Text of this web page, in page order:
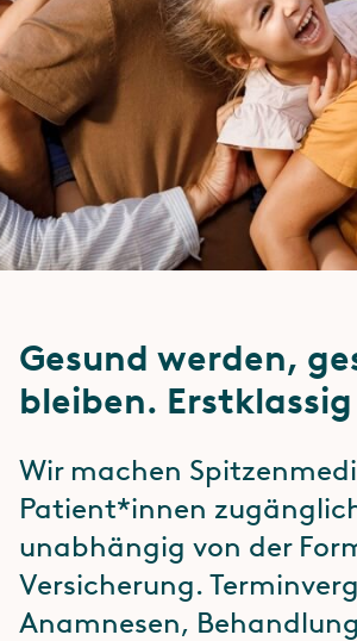
Gesund werden,
bleiben.
Wir machen
Patient*innen
unabhängig von der
Versicherung.
Anamnesen,